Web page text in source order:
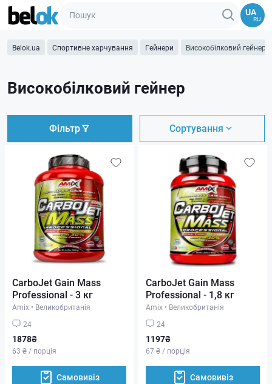
UA
RU
Belok.ua Спортивне харчування Гейнери Високобілковий гейнер
Високобілковий гейнер
Фільтр Сортування
CarboJet Gain Mass
Professional - 3 кг
Amix • Великобританія
24
1878₴
63 ₴ / порція
Самовивіз
CarboJet Gain Mass
Professional - 1,8 кг
Amix • Великобританія
24
1197₴
67 ₴ / порція
Самовивіз